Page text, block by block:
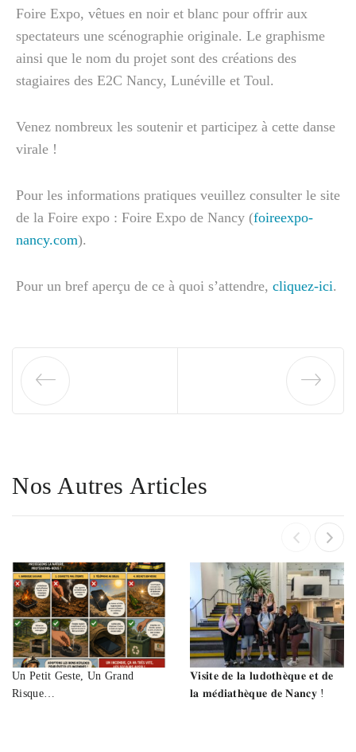
Foire Expo, vêtues en noir et blanc pour offrir aux
spectateurs une scénographie originale. Le graphisme
ainsi que le nom du projet sont des créations des
stagiaires des E2C Nancy, Lunéville et Toul.
Venez nombreux les soutenir et participez à cette danse
virale !
Pour les informations pratiques veuillez consulter le site
de la Foire expo : Foire Expo de Nancy (foireexpo-
nancy.com).
Pour un bref aperçu de ce à quoi s’attendre, cliquez-ici.
Nos Autres Articles
Un Petit Geste, Un Grand
Risque…
𝐕𝐢𝐬𝐢𝐭𝐞 𝐝𝐞 𝐥𝐚 𝐥𝐮𝐝𝐨𝐭𝐡𝐞̀𝐪𝐮𝐞 𝐞𝐭 𝐝𝐞
𝐥𝐚 𝐦𝐞́𝐝𝐢𝐚𝐭𝐡𝐞̀𝐪𝐮𝐞 𝐝𝐞 𝐍𝐚𝐧𝐜𝐲 !